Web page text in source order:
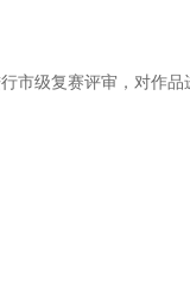
市级复赛评审，对作